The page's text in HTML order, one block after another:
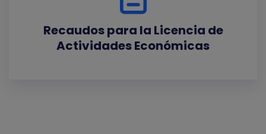
Recaudos para la Licencia de
Actividades Económicas